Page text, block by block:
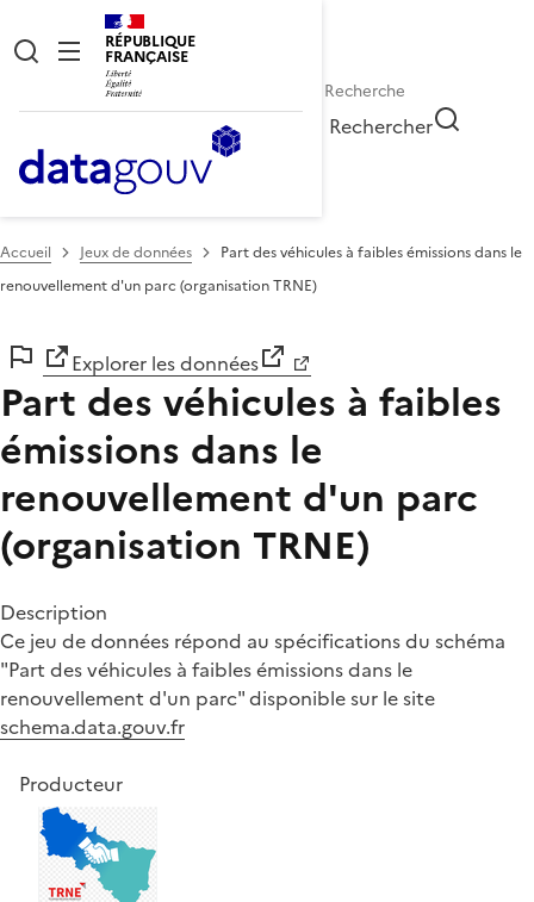
RÉPUBLIQUE
FRANÇAISE
Rechercher
Accueil Jeux de données
Part des véhicules à faibles émissions dans le
renouvellement d'un parc (organisation TRNE)
Explorer les données
Part des véhicules à faibles
émissions dans le
renouvellement d'un parc
(organisation TRNE)
Description
Ce jeu de données répond au spécifications du schéma
"Part des véhicules à faibles émissions dans le
renouvellement d'un parc" disponible sur le site
schema.data.gouv.fr
Producteur